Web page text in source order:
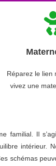
Réparez le lien
vivez une
familial. Il
intérieur.
schémas